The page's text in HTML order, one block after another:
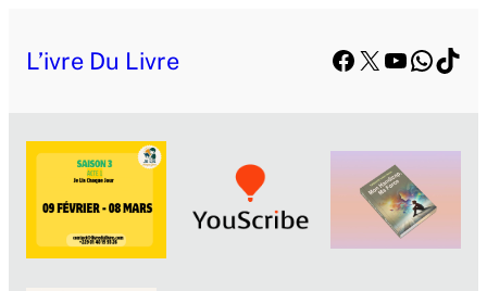
L’ivre Du Livre Facebook
X YouTube